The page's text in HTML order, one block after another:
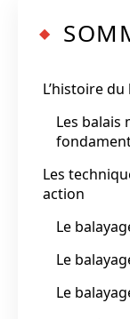
L’histoire
Les balais
Les
action
Le
Le
Le